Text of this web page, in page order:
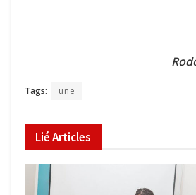
Rodolphe
Tags: une
LiéArticles